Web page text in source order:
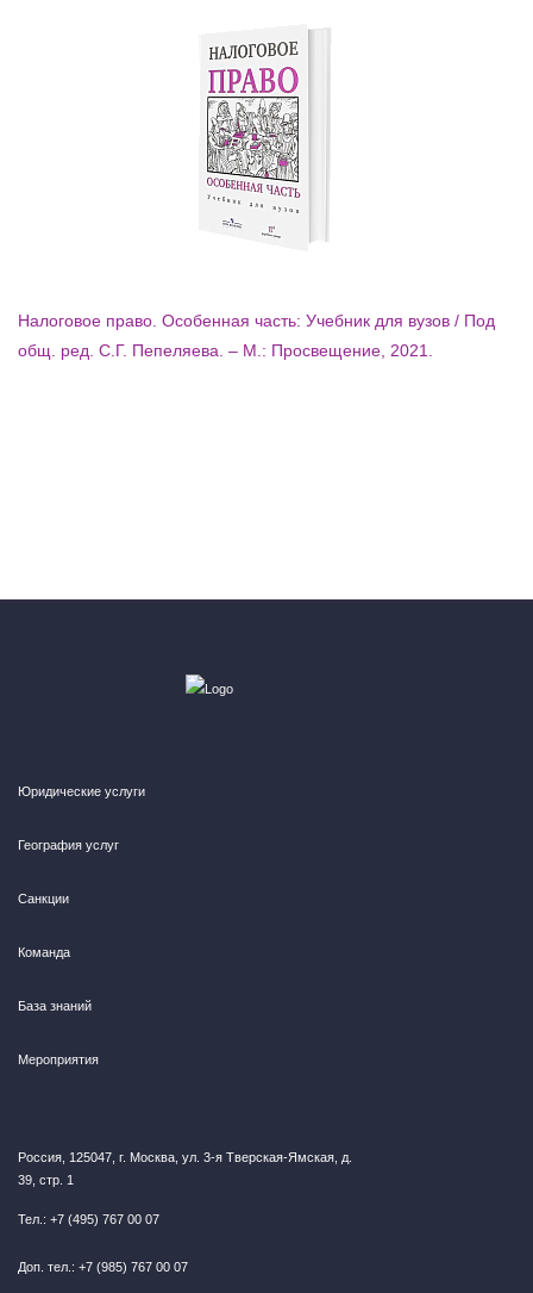
Налоговое право. Особенная часть: Учебник для вузов / Под
общ. ред. С.Г. Пепеляева. – М.: Просвещение, 2021.
Юридические услуги
География услуг
Санкции
Команда
База знаний
Мероприятия
Россия, 125047, г. Москва, ул. 3-я Тверская-Ямская, д.
39, стр. 1
Тел.: +7 (495) 767 00 07
Доп. тел.: +7 (985) 767 00 07